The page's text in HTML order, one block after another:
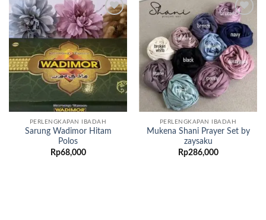
Add to
wishlist
PERLENGKAPAN IBADAH
Sarung Wadimor Hitam
Polos
Rp68,000
Add to
wishlist
PERLENGKAPAN IBADAH
Mukena Shani Prayer Set by
zaysaku
Rp286,000